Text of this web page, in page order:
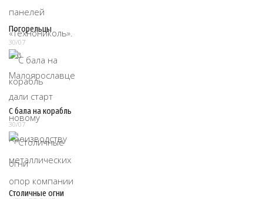
Погорельцы
30/07
С бала на корабль
30/07
Столичные огни